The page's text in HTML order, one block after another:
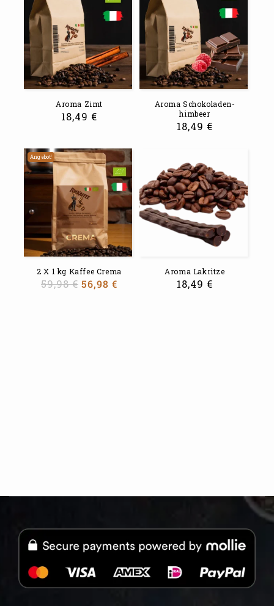
Aroma Zimt
18,49 €
Aroma Schokoladen-
himbeer
18,49 €
Angebot!
2 X 1 kg Kaffee Crema
59,98€ 56,98 €
Aroma Lakritze
18,49 €